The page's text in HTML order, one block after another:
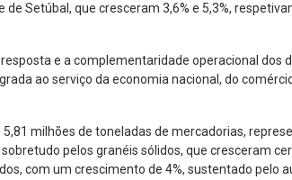
Setúbal, que cresceram 3,6% e 5,3%,
e a complementaridade operacional
ao serviço da economia nacional, do
milhões de toneladas de mercadorias,
pelos granéis sólidos, que cresceram
com um crescimento de 4%, sustentado